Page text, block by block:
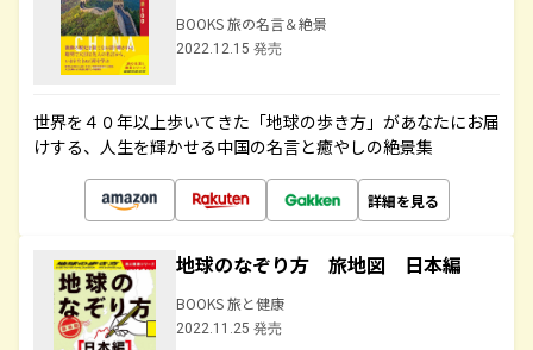
BOOKS 旅の名言＆絶景
2022.12.15 発売
世界を４０年以上歩いてきた「地球の歩き方」があなたにお届
けする、人生を輝かせる中国の名言と癒やしの絶景集
詳細を見る
地球のなぞり方 旅地図 日本編
BOOKS 旅と健康
2022.11.25 発売